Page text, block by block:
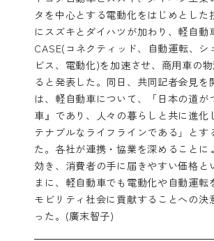
タを中心とする電動化をはじめとした
にスズキとダイハツが加わり、軽自動
CASE(コネクティッド、自動運転、シ
ビス、電動化)を加速させ、商用車の
ると発表した。同日、共同記者会見を
は、軽自動車について、「日本の道が
車』であり、人々の暮らしと共に進化
テナブルなライフラインである」とす
た。各社が連携・協業を深めることに
効き、消費者の手に届きやすい価格と
まに、軽自動車でも電動化や自動運転
モビリティ社会に貢献することへの決
った。(廣末智子)